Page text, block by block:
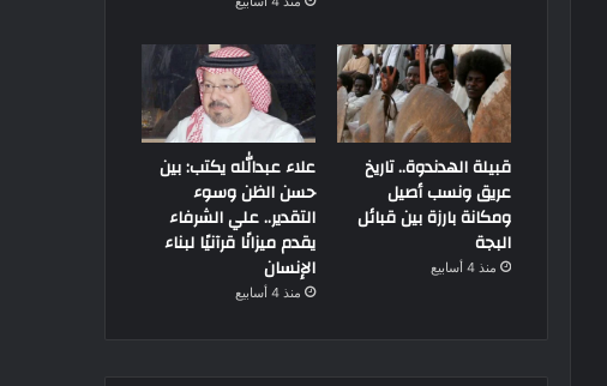
قبيلة الهدندوة.. تاريخ
عريق ونسب أصيل
ومكانة بارزة بين قبائل
البجة
منذ 4 أسابيع
علاء عبدالله يكتب: بين
حسن الظن وسوء
التقدير.. علي الشرفاء
يقدم ميزانًا قرآنيًا لبناء
الإنسان
منذ 4 أسابيع